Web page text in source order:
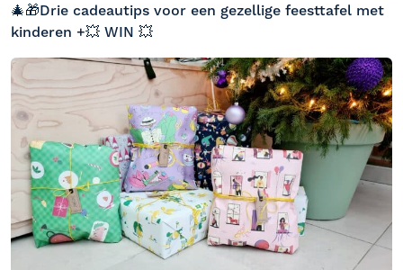
🎄🎁Drie cadeautips voor een gezellige feesttafel met
kinderen +💥 WIN 💥